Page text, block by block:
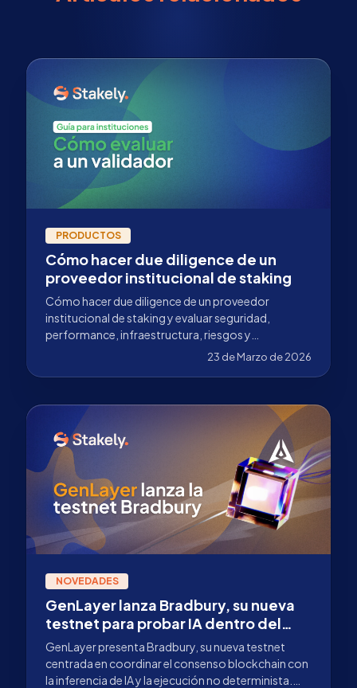
PRODUCTOS
Cómo hacer due diligence de un
proveedor institucional de staking
Cómo hacer due diligence de un proveedor
institucional de staking y evaluar seguridad,
performance, infraestructura, riesgos y
responsabilidades antes de delegar capital.
23 de Marzo de 2026
NOVEDADES
GenLayer lanza Bradbury, su nueva
testnet para probar IA dentro del
consenso blockchain
GenLayer presenta Bradbury, su nueva testnet
centrada en coordinar el consenso blockchain con
la inferencia de IA y la ejecución no determinista.